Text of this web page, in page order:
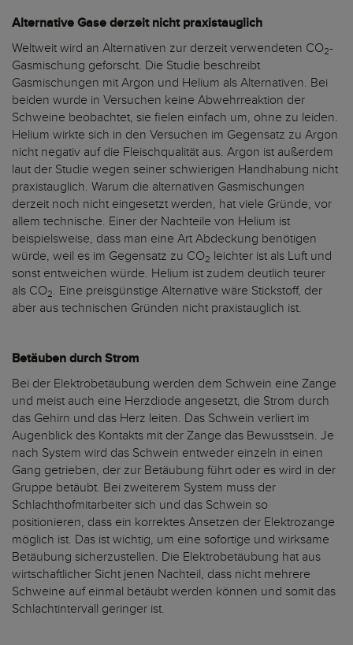
Alternative Gase derzeit nicht praxistauglich
Weltweit wird an Alternativen zur derzeit verwendeten CO2-
Gasmischung geforscht. Die Studie beschreibt
Gasmischungen mit Argon und Helium als Alternativen. Bei
beiden wurde in Versuchen keine Abwehrreaktion der
Schweine beobachtet, sie fielen einfach um, ohne zu leiden.
Helium wirkte sich in den Versuchen im Gegensatz zu Argon
nicht negativ auf die Fleischqualität aus. Argon ist außerdem
laut der Studie wegen seiner schwierigen Handhabung nicht
praxistauglich. Warum die alternativen Gasmischungen
derzeit noch nicht eingesetzt werden, hat viele Gründe, vor
allem technische. Einer der Nachteile von Helium ist
beispielsweise, dass man eine Art Abdeckung benötigen
würde, weil es im Gegensatz zu CO2 leichter ist als Luft und
sonst entweichen würde. Helium ist zudem deutlich teurer
als CO2. Eine preisgünstige Alternative wäre Stickstoff, der
aber aus technischen Gründen nicht praxistauglich ist.
Betäuben durch Strom
Bei der Elektrobetäubung werden dem Schwein eine Zange
und meist auch eine Herzdiode angesetzt, die Strom durch
das Gehirn und das Herz leiten. Das Schwein verliert im
Augenblick des Kontakts mit der Zange das Bewusstsein. Je
nach System wird das Schwein entweder einzeln in einen
Gang getrieben, der zur Betäubung führt oder es wird in der
Gruppe betäubt. Bei zweiterem System muss der
Schlachthofmitarbeiter sich und das Schwein so
positionieren, dass ein korrektes Ansetzen der Elektrozange
möglich ist. Das ist wichtig, um eine sofortige und wirksame
Betäubung sicherzustellen. Die Elektrobetäubung hat aus
wirtschaftlicher Sicht jenen Nachteil, dass nicht mehrere
Schweine auf einmal betäubt werden können und somit das
Schlachtintervall geringer ist.